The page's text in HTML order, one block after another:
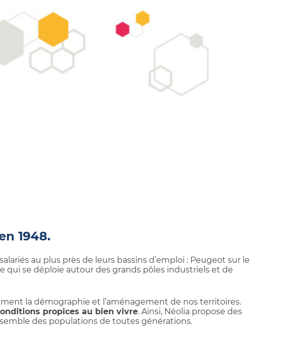
1948.
au plus près de leurs bassins d’emploi : Peugeot sur le
qui se déploie autour des grands pôles industriels et de
la démographie et l’aménagement de nos territoires.
propices au bien vivre. Ainsi, Néolia propose des
des populations de toutes générations.